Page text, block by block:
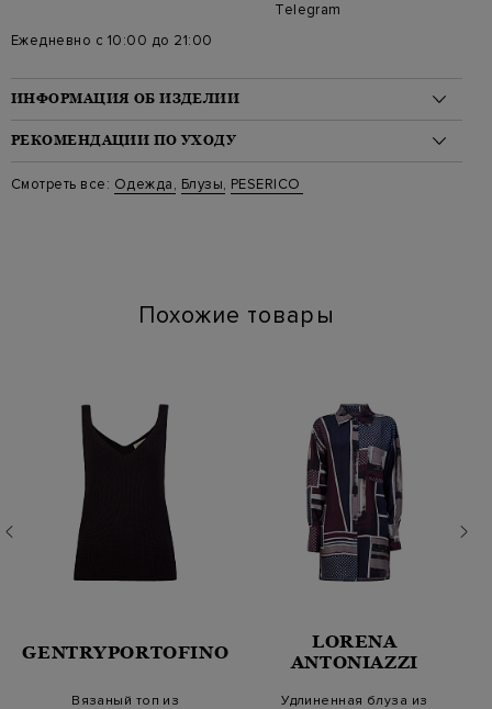
Telegram
Ежедневно с 10:00 до 21:00
ИНФОРМАЦИЯ ОБ ИЗДЕЛИИ
Материал: хлопок 67%, лен 33%
На модели: 175/81/61/91 на модели размер 40
Цвет: Черный
Артикул: s06009 08372 705
РЕКОМЕНДАЦИИ ПО УХОДУ
Стирка: Стирка запрещена
Отбеливание: Отбеливание запрещено
Смотреть все: Одежда, Блузы, PESERICO
Похожие товары
GENTRYPORTOFINO
Вязаный топ из
LORENA
ANTONIAZZI
Удлиненная блуза из